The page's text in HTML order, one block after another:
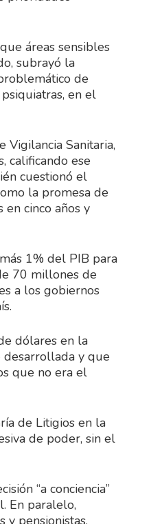
áreas sensibles
subrayó la
de
en el
Vigilancia Sanitaria,
calificando ese
cuestionó el
la promesa de
cinco años y
1% del PIB para
70 millones de
a los gobiernos
dólares en la
desarrollada y que
que no era el
de Litigios en la
de poder, sin el
“a conciencia”
En paralelo,